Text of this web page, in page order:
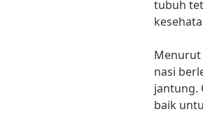
tubuh
Menurut
nasi
jantung.
baik